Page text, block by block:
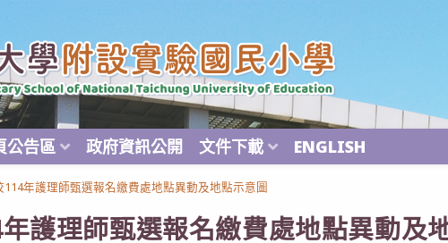
公告區 政府資訊公開 文件下載 ENGLISH
114年護理師甄選報名繳費處地點異動及地點示意圖
護理師甄選報名繳費處地點異動及